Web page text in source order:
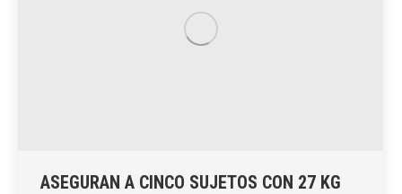
ASEGURAN A CINCO SUJETOS CON 27 KG